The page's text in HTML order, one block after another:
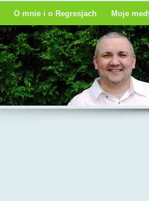
O mnie i o Regresjach Moje